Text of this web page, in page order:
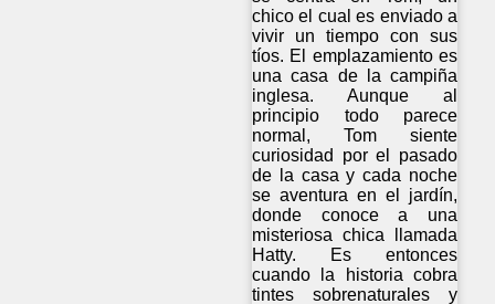
chico el cual es enviado a
vivir un tiempo con sus
tíos. El emplazamiento es
una casa de la campiña
inglesa. Aunque al
principio todo parece
normal, Tom siente
curiosidad por el pasado
de la casa y cada noche
se aventura en el jardín,
donde conoce a una
misteriosa chica llamada
Hatty. Es entonces
cuando la historia cobra
tintes sobrenaturales y